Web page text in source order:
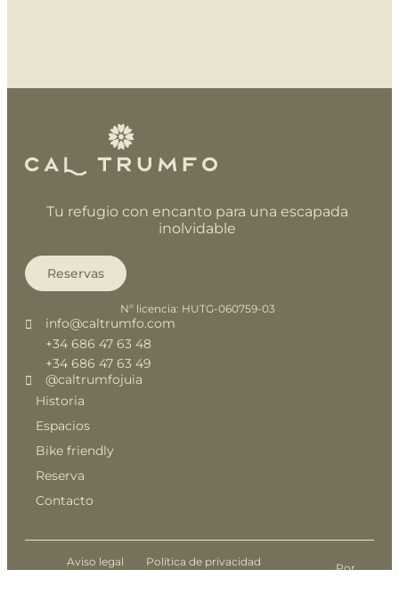
Tu refugio con encanto para una escapada
inolvidable
Historia
Espacios
Bike friendly
Reserva
Contacto
info@caltrumfo.com
+34 686 47 63 48
+34 686 47 63 49
@caltrumfojuia
Nº licencia: HUTG-060759-03
Reservas
Aviso legal
Política de privacidad
Por